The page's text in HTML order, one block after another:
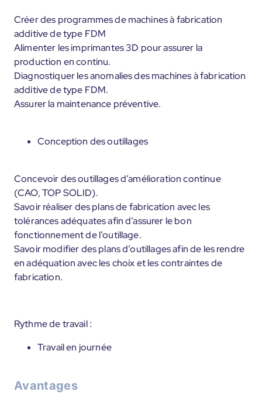
Créer des programmes de machines à fabrication
additive de type FDM
Alimenter les imprimantes 3D pour assurer la
production en continu.
Diagnostiquer les anomalies des machines à fabrication
additive de type FDM.
Assurer la maintenance préventive.
Conception des outillages
Concevoir des outillages d’amélioration continue
(CAO, TOP SOLID).
Savoir réaliser des plans de fabrication avec les
tolérances adéquates afin d’assurer le bon
fonctionnement de l’outillage.
Savoir modifier des plans d’outillages afin de les rendre
en adéquation avec les choix et les contraintes de
fabrication.
Rythme de travail :
Travail en journée
Avantages